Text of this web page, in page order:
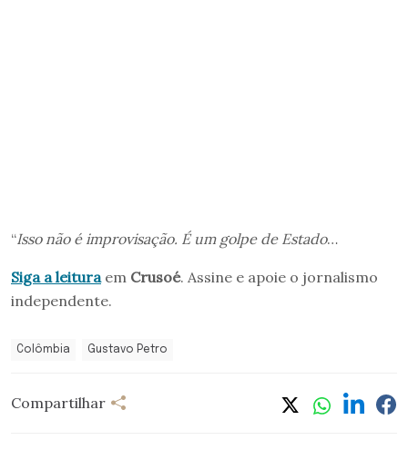
“Isso não é improvisação. É um golpe de Estado…
Siga a leituraem Crusoé. Assine e apoie o jornalismo
independente.
Colômbia Gustavo Petro
Compartilhar